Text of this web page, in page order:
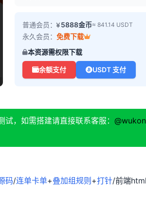
普通会员： 5888金币≈ 841.14 USDT
永久会员：免费下载
本资源需权限下载
余额支付 USDT 支付
，如需搭建请直接联系客服：
码/连单卡单+叠加组规则 +打针/前端